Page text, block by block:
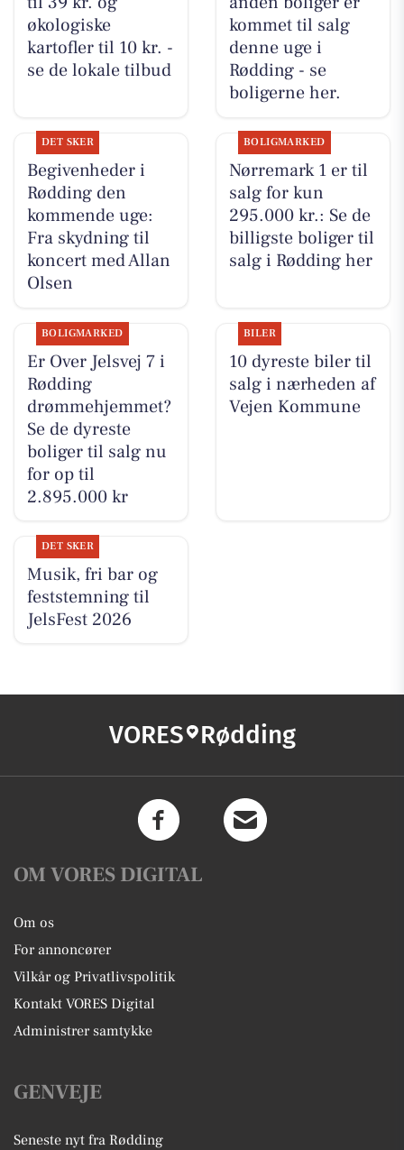
økologiske
kartofler til 10 kr. -
se de lokale tilbud
kommet til salg
denne uge i
Rødding - se
boligerne her.
DET SKER
Begivenheder i
Rødding den
kommende uge:
Fra skydning til
koncert med Allan
Olsen
BOLIGMARKED
Nørremark 1 er til
salg for kun
295.000 kr.: Se de
billigste boliger til
salg i Rødding her
BOLIGMARKED
Er Over Jelsvej 7 i
Rødding
drømmehjemmet?
Se de dyreste
boliger til salg nu
for op til
2.895.000 kr
BILER
10 dyreste biler til
salg i nærheden af
Vejen Kommune
DET SKER
Musik, fri bar og
feststemning til
JelsFest 2026
VORES Rødding
OM VORES DIGITAL
Om os
For annoncører
Vilkår og Privatlivspolitik
Kontakt VORES Digital
Administrer samtykke
GENVEJE
Seneste nyt fra Rødding